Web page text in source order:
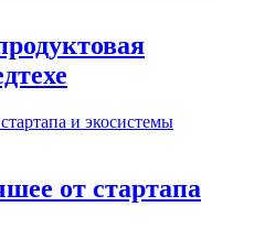
от стартапа